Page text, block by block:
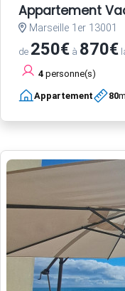
Appartement
Marseille 1er 13001
de 250€ à 870€
4 personne(s)
Appartement 80